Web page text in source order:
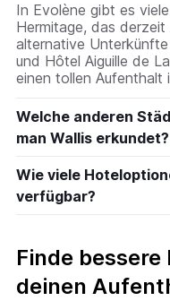
In Evolène gibt es
Hermitage, das
alternative
und Hôtel Aiguille de
einen tollen Aufenthalt
Welche anderen
man Wallis erkundet?
Wie viele
verfügbar?
Finde
deinen